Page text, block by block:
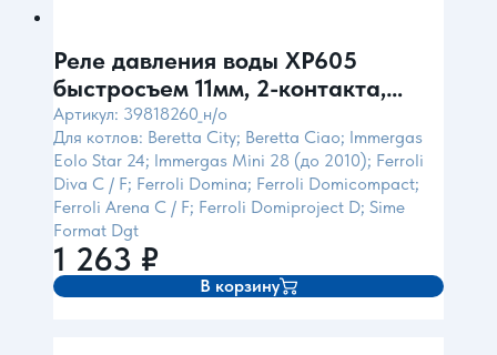
Реле давления воды XP605
быстросъем 11мм, 2-контакта,
Pmax=1.2bar (для Ferroli) Ma-Ter
Италия
Артикул: 39818260_н/о
Для котлов: Beretta City; Beretta Ciao; Immergas
Eolo Star 24; Immergas Mini 28 (до 2010); Ferroli
Diva C / F; Ferroli Domina; Ferroli Domicompact;
Ferroli Arena C / F; Ferroli Domiproject D; Sime
Format Dgt
1 263 ₽
В корзину